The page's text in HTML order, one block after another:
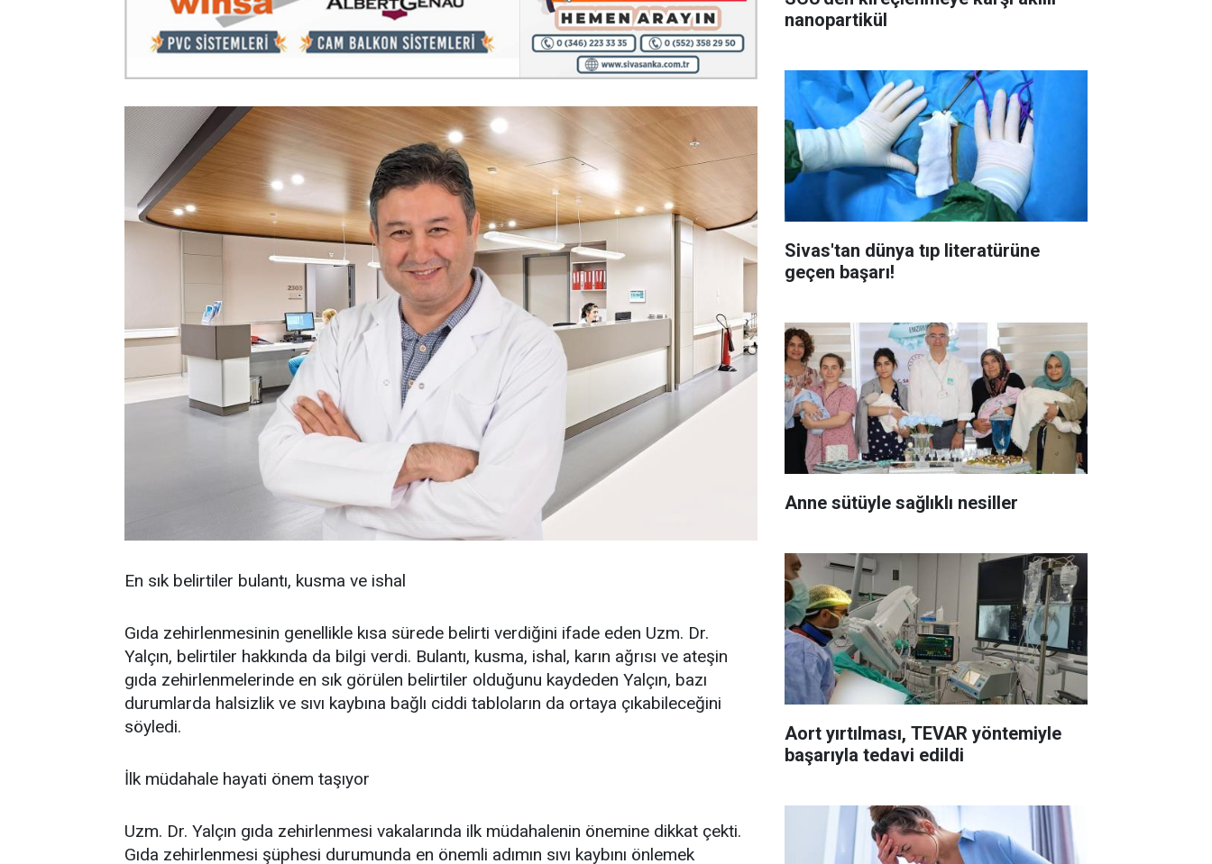
En sık belirtiler bulantı, kusma ve ishal
Gıda zehirlenmesinin genellikle kısa sürede belirti verdiğini ifade eden Uzm. Dr.
Yalçın, belirtiler hakkında da bilgi verdi. Bulantı, kusma, ishal, karın ağrısı ve ateşin
gıda zehirlenmelerinde en sık görülen belirtiler olduğunu kaydeden Yalçın, bazı
durumlarda halsizlik ve sıvı kaybına bağlı ciddi tabloların da ortaya çıkabileceğini
söyledi.
İlk müdahale hayati önem taşıyor
Uzm. Dr. Yalçın gıda zehirlenmesi vakalarında ilk müdahalenin önemine dikkat çekti.
Gıda zehirlenmesi şüphesi durumunda en önemli adımın sıvı kaybını önlemek
nanopartikül
Sivas'tan dünya tıp literatürüne
geçen başarı!
Anne sütüyle sağlıklı nesiller
Aort yırtılması, TEVAR yöntemiyle
başarıyla tedavi edildi